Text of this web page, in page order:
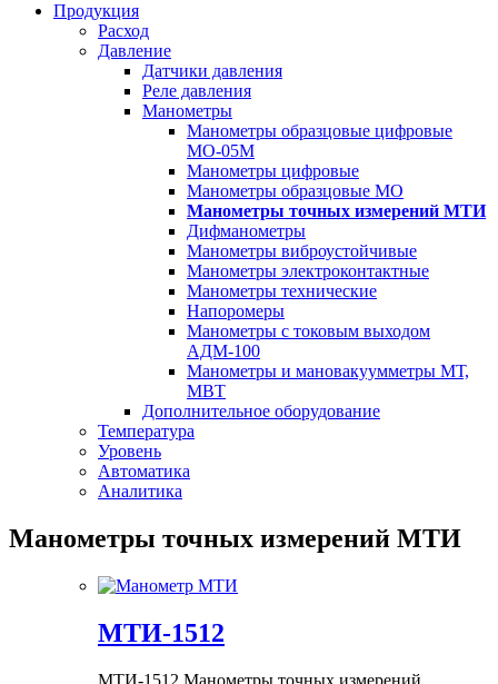
Продукция
Расход
Давление
Датчики давления
Реле давления
Манометры
Манометры образцовые цифровые
МО-05М
Манометры цифровые
Манометры образцовые МО
Манометры точных измерений МТИ
Дифманометры
Манометры виброустойчивые
Манометры электроконтактные
Манометры технические
Напоромеры
Манометры с токовым выходом
АДМ-100
Манометры и мановакуумметры МТ,
МВТ
Дополнительное оборудование
Температура
Уровень
Автоматика
Аналитика
Манометры точных измерений МТИ
МТИ-1512
МТИ-1512 Манометры точных измерений